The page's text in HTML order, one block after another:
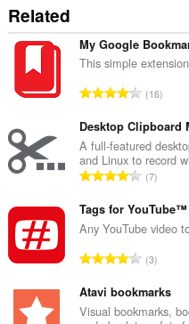
Related
My Google
This simple
จำ
ว
น
ค
ะ
น
น
ร
ว
ม
ทั้
16
Desktop Clipboard
A full-featured
and Linux to record
จำ
ว
น
ะ
น
น
7
Tags for YouTube™
Any YouTube video
จำ
ว
น
3
Atavi bookmarks
Visual bookmarks,